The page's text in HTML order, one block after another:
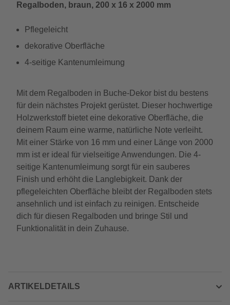
Regalboden, braun, 200 x 16 x 2000 mm
Pflegeleicht
dekorative Oberfläche
4-seitige Kantenumleimung
Mit dem Regalboden in Buche-Dekor bist du bestens
für dein nächstes Projekt gerüstet. Dieser hochwertige
Holzwerkstoff bietet eine dekorative Oberfläche, die
deinem Raum eine warme, natürliche Note verleiht.
Mit einer Stärke von 16 mm und einer Länge von 2000
mm ist er ideal für vielseitige Anwendungen. Die 4-
seitige Kantenumleimung sorgt für ein sauberes
Finish und erhöht die Langlebigkeit. Dank der
pflegeleichten Oberfläche bleibt der Regalboden stets
ansehnlich und ist einfach zu reinigen. Entscheide
dich für diesen Regalboden und bringe Stil und
Funktionalität in dein Zuhause.
ARTIKELDETAILS